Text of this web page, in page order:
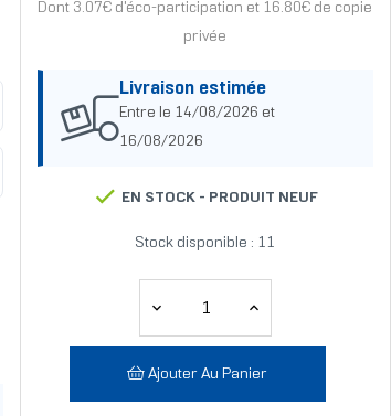
Dont 3.07€ d'éco-participation et 16.80€ de copie
privée
Livraison estimée
Entre le 14/08/2026 et
16/08/2026
EN STOCK - PRODUIT NEUF
Stock disponible : 11
Ajouter Au Panier